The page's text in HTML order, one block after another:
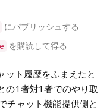
にパブリッシュする
を購読して得る
ット履歴をふまえたと
の1者対1者でのやり取
チャット機能提供側と